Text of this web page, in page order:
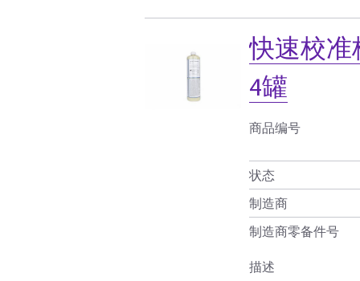
快速校准
4罐
商品编号
状态
制造商
制造商零备件号
描述